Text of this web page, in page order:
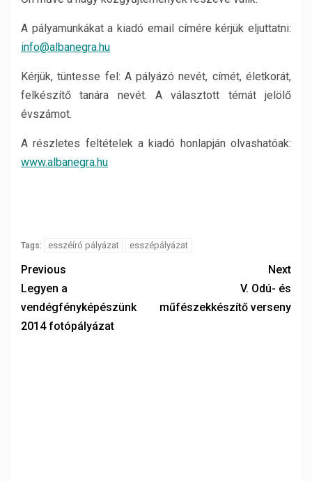
A pályamunkákat a kiadó email címére kérjük eljuttatni:
info@albanegra.hu
Kérjük, tüntesse fel: A pályázó nevét, címét, életkorát,
felkészítő tanára nevét. A választott témát jelölő
évszámot.
A részletes feltételek a kiadó honlapján olvashatóak:
www.albanegra.hu
Tags: esszéíró pályázat esszépályázat
Previous
Legyen a
vendégfényképészünk
2014 fotópályázat
Next
V. Odú- és
műfészekkészítő verseny